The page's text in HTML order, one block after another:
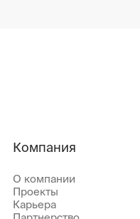
Компания
О компании
Проекты
Карьера